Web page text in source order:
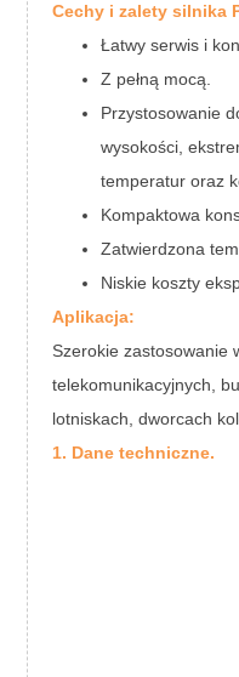
Cechy i zalety silnika
Łatwy serwis i
Z pełną mocą.
Przystosowanie
wysokości,
temperatur oraz
Kompaktowa
Zatwierdzona
Niskie koszty
Aplikacja:
Szerokie zastosowanie
telekomunikacyjnych,
lotniskach, dworcach
1. Dane techniczne.